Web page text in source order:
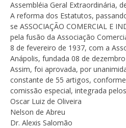
Assembléia Geral Extraordinária,
A reforma dos Estatutos,
se ASSOCIAÇÃO COMERCIAL E
pela fusão da Associação
8 de fevereiro de 1937, com a
Anápolis, fundada 08 de
Assim, foi aprovada, por
constante de 55 artigos,
comissão especial, integrada
Oscar Luiz de Oliveira
Nelson de Abreu
Dr. Alexis Salomão